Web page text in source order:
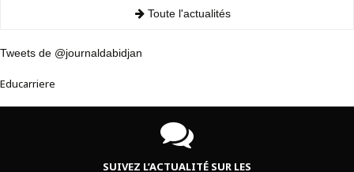
Toute l'actualités
Tweets de @journaldabidjan
Educarriere
SUIVEZ L’ACTUALITÉ SUR LES